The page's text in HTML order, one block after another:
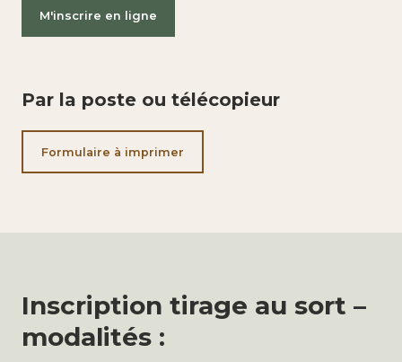
M'inscrire en ligne
Par la poste ou télécopieur
Formulaire à imprimer
Inscription tirage au sort –
modalités :